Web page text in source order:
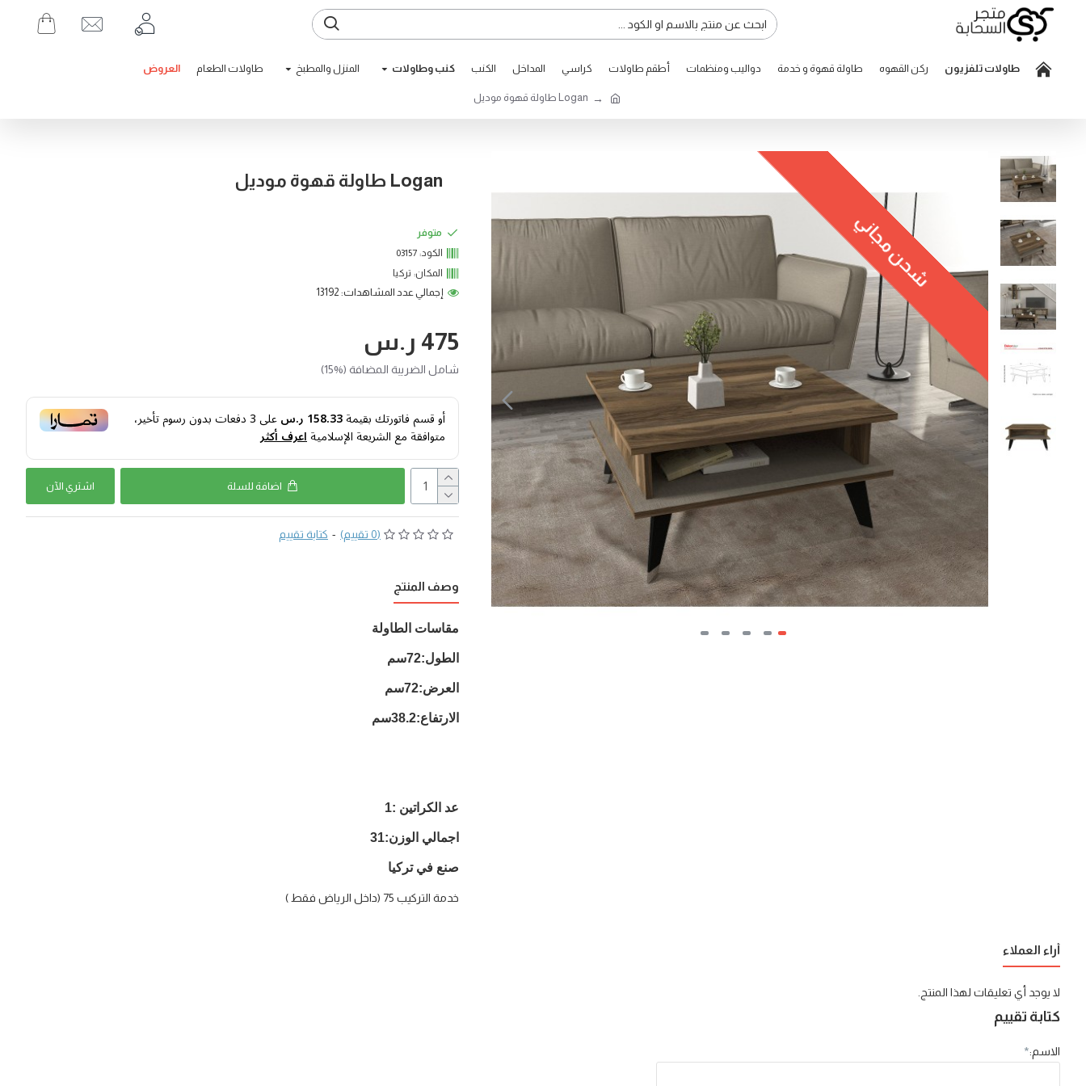
طاولات تلفزيون ركن القهوه طاولة قهوة و خدمة دواليب ومنظمات أطقم طاولات كراسي المداخل الكنب كنب وطاوﻻت المنزل والمطبخ طاولات الطعام العروض
Logan طاولة قهوة موديل
شحن مجاني
Logan طاولة قهوة موديل
(0 تقييم) - كتابة تقييم
475 ر.س
شامل الضريبة المضافة (%15)
متوفر
الكود: 03157
المكان: تركيا
إجمالي عدد المشاهدات: 13192
أو قسم فاتورتك بقيمة158.33 ر.س على3دفعات بدون رسوم تأخير،
متوافقة مع الشريعة الإسلاميةاعرف أكثر
اضافة للسلة اشتري اﻵن
وصف المنتج
مقاسات الطاولة
الطول:72سم
العرض:72سم
الارتفاع:38.2سم
عد الكراتين :1
اجمالي الوزن:31
صنع في تركيا
خدمة التركيب 75 (داخل الرياض فقط )
أراء العملاء
لا يوجد أي تعليقات لهذا المنتج.
كتابة تقييم
الاسم: